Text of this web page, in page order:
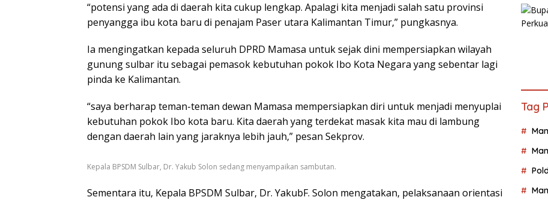
“potensi yang ada di daerah kita cukup lengkap. Apalagi kita menjadi salah satu provinsi
penyangga ibu kota baru di penajam Paser utara Kalimantan Timur,” pungkasnya.
Ia mengingatkan kepada seluruh DPRD Mamasa untuk sejak dini mempersiapkan wilayah
gunung sulbar itu sebagai pemasok kebutuhan pokok Ibo Kota Negara yang sebentar lagi
pinda ke Kalimantan.
“saya berharap teman-teman dewan Mamasa mempersiapkan diri untuk menjadi menyuplai
kebutuhan pokok Ibo kota baru. Kita daerah yang terdekat masak kita mau di lambung
dengan daerah lain yang jaraknya lebih jauh,” pesan Sekprov.
Kepala BPSDM Sulbar, Dr. Yakub Solon sedang menyampaikan sambutan.
Sementara itu, Kepala BPSDM Sulbar, Dr. YakubF. Solon mengatakan, pelaksanaan orientasi
Tag